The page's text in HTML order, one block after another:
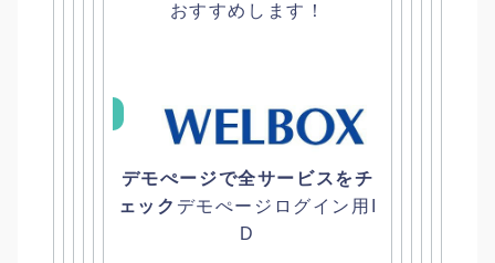
おすすめします！
デモぺージで全サービスをチ
ェック デモぺージログイン用I
D